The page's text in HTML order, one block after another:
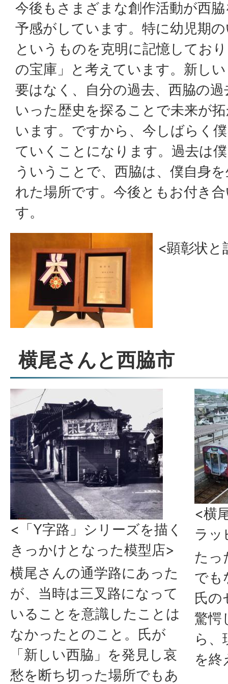
今後もさまざまな創作活動が西
予感がしています。特に幼児期
というものを克明に記憶してお
の宝庫」と考えています。新し
要はなく、自分の過去、西脇の
いった歴史を探ることで未来が
います。ですから、今しばらく
ていくことになります。過去は
ういうことで、西脇は、僕自身
れた場所です。今後ともお付き
す。
<顕彰状と
横尾さんと西脇市
<「Y字路」シリーズを描く
きっかけとなった模型店>
横尾さんの通学路にあった
が、当時は三叉路になって
いることを意識したことは
なかったとのこと。氏が
「新しい西脇」を発見し哀
愁を断ち切った場所でもあ
<横
ラッ
たっ
でも
氏の
驚愕
ら、
を終